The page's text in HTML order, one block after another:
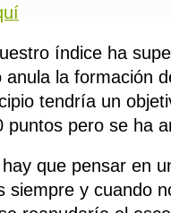
índice ha
la formación
tendría un
puntos pero se ha
que pensar en
siempre y cuando